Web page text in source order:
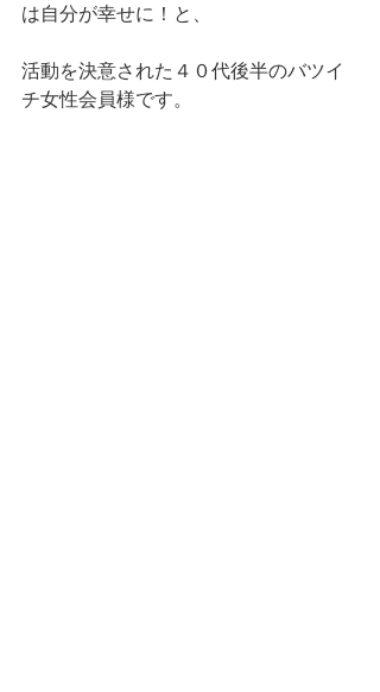
は自分が幸せに！と、
活動を決意された４０代後半のバツイ
チ女性会員様です。